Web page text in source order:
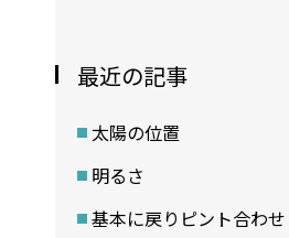
最近の記事
太陽の位置
明るさ
基本に戻りピント合わせ